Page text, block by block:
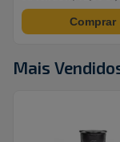
Comprar
Mais